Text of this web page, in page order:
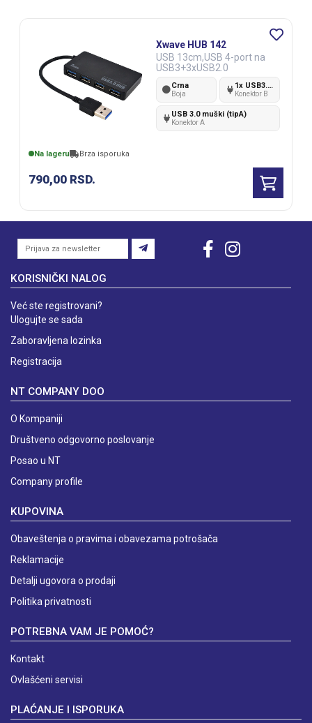
Na lageru Brza isporuka
790,00 RSD.
Xwave HUB 142
USB 13cm,USB 4-port na
USB3+3xUSB2.0
Crna
Boja
1x USB3.0 + 3x USB2.0 ženski
Konektor B
USB 3.0 muški (tipA)
Konektor A
KORISNIČKI NALOG
Već ste registrovani?
Ulogujte se sada
Zaboravljena lozinka
Registracija
NT COMPANY DOO
O Kompaniji
Društveno odgovorno poslovanje
Posao u NT
Company profile
KUPOVINA
Obaveštenja o pravima i obavezama potrošača
Reklamacije
Detalji ugovora o prodaji
Politika privatnosti
POTREBNA VAM JE POMOĆ?
Kontakt
Ovlašćeni servisi
PLAĆANJE I ISPORUKA